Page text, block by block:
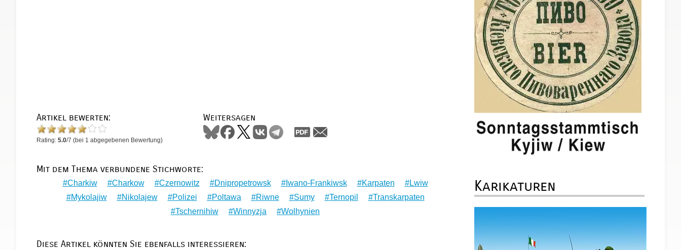
Artikel bewerten:
Rating: 5.0/7 (bei 1 abgegebenen Bewertung)
Weitersagen
Mit dem Thema verbundene Stichworte:
Charkiw Charkow Czernowitz Dnipropetrowsk Iwano-Frankiwsk Karpaten
Lwiw
Mykolajiw
Nikolajew Polizei Poltawa Riwne Sumy Ternopil
Transkarpaten
Tschernihiw
Winnyzja Wolhynien
Diese Artikel könnten Sie ebenfalls interessieren:
Karikaturen